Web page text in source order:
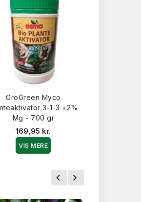
GroGreen Myco
3-1-3 +2%
Mg - 700 gr
169,95 kr.
VIS MERE